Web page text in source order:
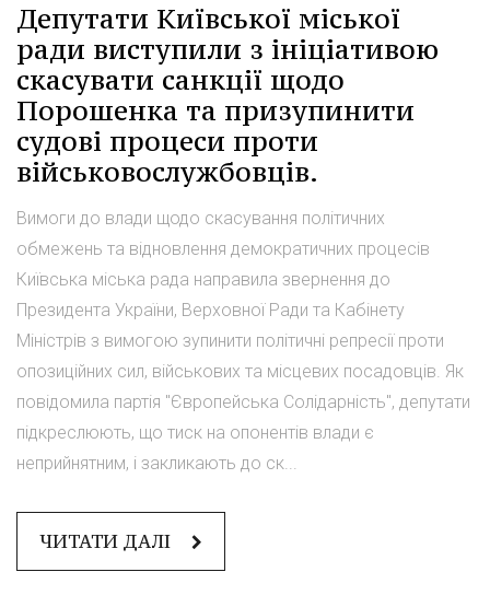
Депутати Київської міської
ради виступили з ініціативою
скасувати санкції щодо
Порошенка та призупинити
судові процеси проти
військовослужбовців.
Вимоги до влади щодо скасування політичних
обмежень та відновлення демократичних процесів
Київська міська рада направила звернення до
Президента України, Верховної Ради та Кабінету
Міністрів з вимогою зупинити політичні репресії проти
опозиційних сил, військових та місцевих посадовців. Як
повідомила партія "Європейська Солідарність", депутати
підкреслюють, що тиск на опонентів влади є
неприйнятним, і закликають до ск...
ЧИТАТИ ДАЛІ